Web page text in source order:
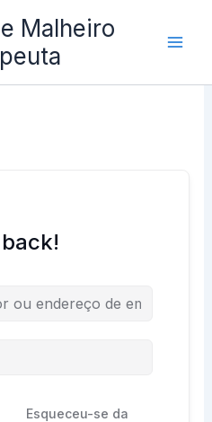
Malheiro
Esqueceu-se da